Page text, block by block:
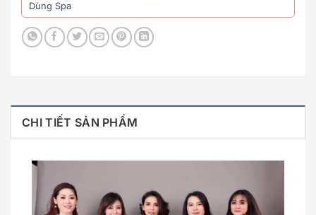
Dùng Spa
CHI TIẾT SẢN PHẨM